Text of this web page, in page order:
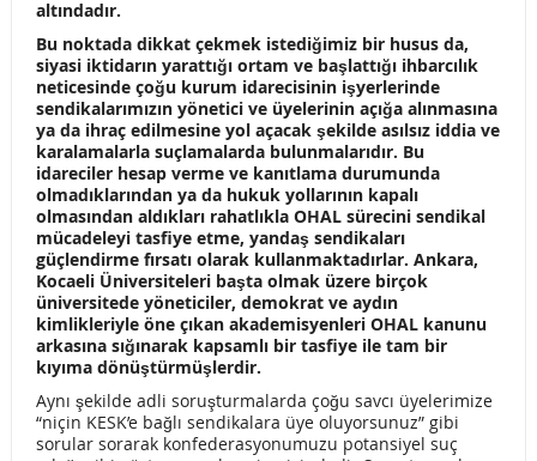
TALEPLERİMİZİ KARARLILIKLA SAVUNACAĞIZ!
MİMARLARDAN ULUS TEPKİSİ…
İLLER BANKASI BİNASININ YIKIMINA TEPKİ…
“PERFORMANS DEĞERLENDİRME KRİTERLERİ” DUYURU…
TÜSAK YOK AMA ‘PERFORMANS’ VAR…
‘HAYIR’INI AL DA GEL! EMEK BARIŞ DEMOKRASİ İÇİN
YAŞASIN 1 MAYIS!
OHAL KHK’ler REJİMİNDE REFERANDUMDAN 1 MAYIS’a…
MEMURA RAHAT YOK…
#HAYIR DİYELİM HERKES KAZANSIN!
altındadır.
Bu noktada dikkat çekmek istediğimiz bir husus da,
siyasi iktidarın yarattığı ortam ve başlattığı ihbarcılık
neticesinde çoğu kurum idarecisinin işyerlerinde
sendikalarımızın yönetici ve üyelerinin açığa alınmasına
ya da ihraç edilmesine yol açacak şekilde asılsız iddia ve
karalamalarla suçlamalarda bulunmalarıdır. Bu
idareciler hesap verme ve kanıtlama durumunda
olmadıklarından ya da hukuk yollarının kapalı
olmasından aldıkları rahatlıkla OHAL sürecini sendikal
mücadeleyi tasfiye etme, yandaş sendikaları
güçlendirme fırsatı olarak kullanmaktadırlar. Ankara,
Kocaeli Üniversiteleri başta olmak üzere birçok
üniversitede yöneticiler, demokrat ve aydın
kimlikleriyle öne çıkan akademisyenleri OHAL kanunu
arkasına sığınarak kapsamlı bir tasfiye ile tam bir
kıyıma dönüştürmüşlerdir.
Aynı şekilde adli soruşturmalarda çoğu savcı üyelerimize
“niçin KESK’e bağlı sendikalara üye oluyorsunuz” gibi
sorular sorarak konfederasyonumuzu potansiyel suç